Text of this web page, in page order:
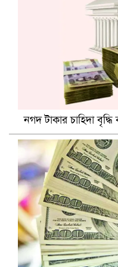
সৌদিতে ব্যাপক ধরপাকড়,
নগদ টাকার চাহিদা